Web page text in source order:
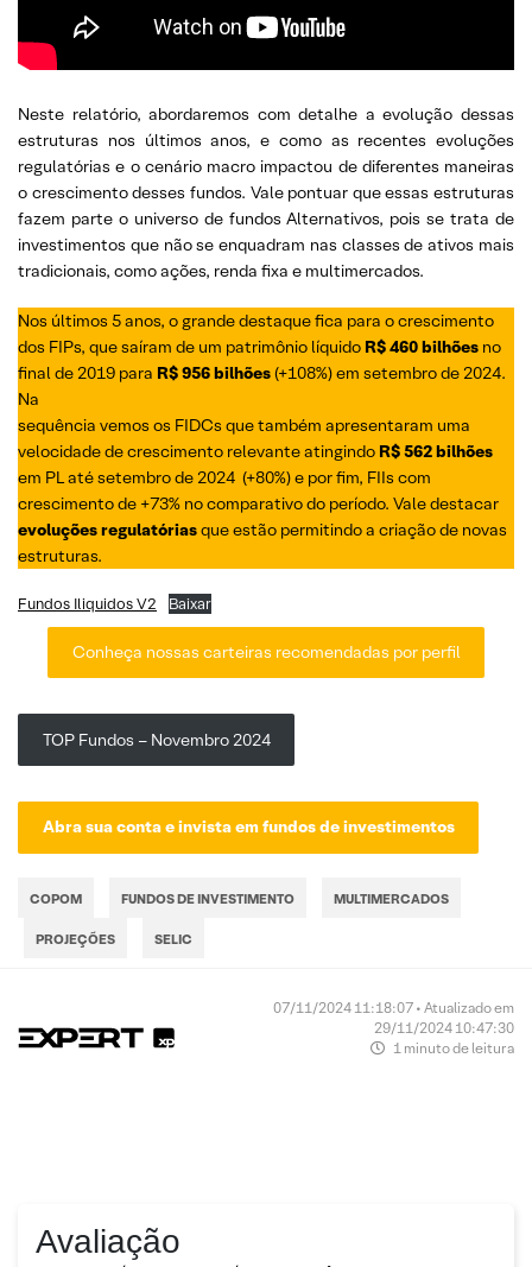
Neste relatório, abordaremos com detalhe a evolução dessas
estruturas nos últimos anos, e como as recentes evoluções
regulatórias e o cenário macro impactou de diferentes maneiras
o crescimento desses fundos. Vale pontuar que essas estruturas
fazem parte o universo de fundos Alternativos, pois se trata de
investimentos que não se enquadram nas classes de ativos mais
tradicionais, como ações, renda fixa e multimercados.
Nos últimos 5 anos, o grande destaque fica para o crescimento
dos FIPs, que saíram de um patrimônio líquido R$ 460 bilhões no
final de 2019 para R$ 956 bilhões(+108%) em setembro de 2024.
Na
sequência vemos os FIDCs que também apresentaram uma
velocidade de crescimento relevante atingindo R$ 562 bilhões
em PL até setembro de 2024 (+80%) e por fim, FIIs com
crescimento de +73% no comparativo do período. Vale destacar
evoluções regulatóriasque estão permitindo a criação de novas
estruturas.
Fundos Iliquidos V2 Baixar
Conheça nossas carteiras recomendadas por perfil
TOP Fundos – Novembro 2024
Abra sua conta e invista em fundos de investimentos
COPOM FUNDOS DE INVESTIMENTO MULTIMERCADOS
PROJEÇÕES SELIC
07/11/2024 11:18:07 • Atualizado em
29/11/2024 10:47:30
1 minuto de leitura
Avaliação